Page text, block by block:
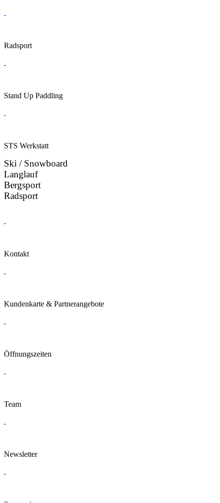
Radsport
Stand Up Paddling
STS Werkstatt
Ski / Snowboard
Langlauf
Bergsport
Radsport
Kontakt
Kundenkarte & Partnerangebote
Öffnungszeiten
Team
Newsletter